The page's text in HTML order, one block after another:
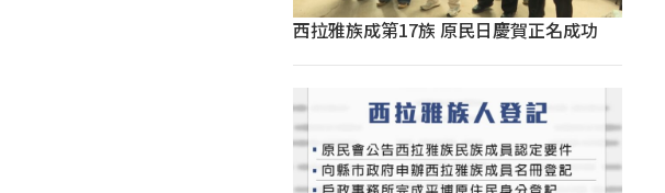
西拉雅族成第17族 原民日慶賀正名成功